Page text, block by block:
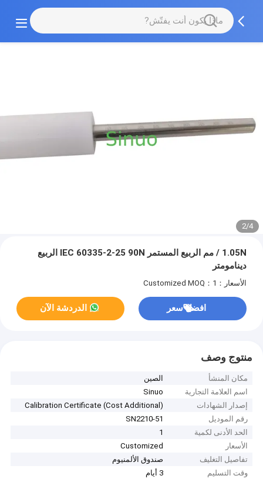
2/4
1.05N / مم الربيع المستمر IEC 60335-2-25 90N الربيع
دينامومتر
الأسعار：Customized MOQ：1
افضل سعر الدردشة الآن
منتوج وصف
مكان المنشأ
الصين
اسم العلامة التجارية
Sinuo
إصدار الشهادات
Calibration Certificate (Cost Additional)
رقم الموديل
SN2210-51
الحد الأدنى لكمية
1
الأسعار
Customized
تفاصيل التغليف
صندوق الألمنيوم
وقت التسليم
3 أيام